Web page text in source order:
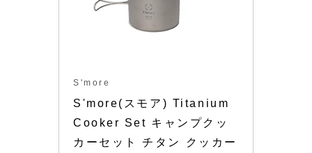
S'more
S'more(スモア) Titanium
Cooker Set キャンプクッ
カーセット チタン クッカー